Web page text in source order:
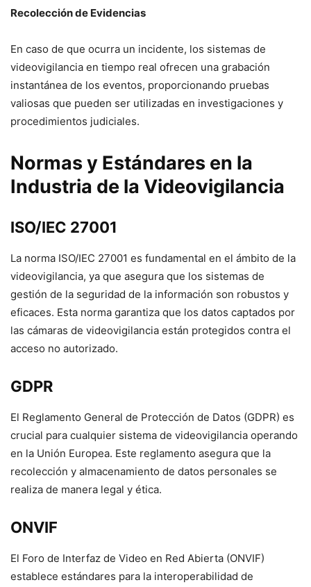
Recolección de Evidencias
En caso de que ocurra un incidente, los sistemas de
videovigilancia en tiempo real ofrecen una grabación
instantánea de los eventos, proporcionando pruebas
valiosas que pueden ser utilizadas en investigaciones y
procedimientos judiciales.
Normas y Estándares en la
Industria de la Videovigilancia
ISO/IEC 27001
La norma ISO/IEC 27001 es fundamental en el ámbito de la
videovigilancia, ya que asegura que los sistemas de
gestión de la seguridad de la información son robustos y
eficaces. Esta norma garantiza que los datos captados por
las cámaras de videovigilancia están protegidos contra el
acceso no autorizado.
GDPR
El Reglamento General de Protección de Datos (GDPR) es
crucial para cualquier sistema de videovigilancia operando
en la Unión Europea. Este reglamento asegura que la
recolección y almacenamiento de datos personales se
realiza de manera legal y ética.
ONVIF
El Foro de Interfaz de Video en Red Abierta (ONVIF)
establece estándares para la interoperabilidad de